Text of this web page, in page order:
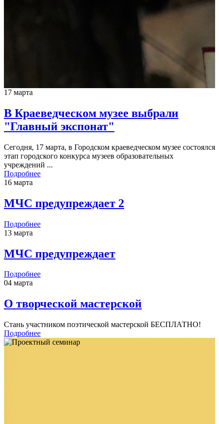
17 марта
В Краеведческом музее выбрали
"Главный экспонат"
Сегодня, 17 марта, в Городском краеведческом музее состоялся
этап городского конкурса музеев образовательных
учреждений ...
Подробнее
16 марта
МЧС предупреждает 2
Подробнее
13 марта
МЧС предупреждает
Подробнее
04 марта
О творческой мастерской
Стань участником поэтической мастерской БЕСПЛАТНО!
Подробнее